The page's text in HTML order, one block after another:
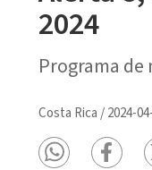
2024
Programa
Costa Rica /2024-